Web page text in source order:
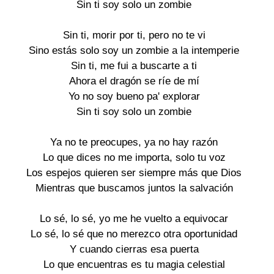
Sin ti soy solo un zombie
Sin ti, morir por ti, pero no te vi
Sino estás solo soy un zombie a la intemperie
Sin ti, me fui a buscarte a ti
Ahora el dragón se ríe de mí
Yo no soy bueno pa' explorar
Sin ti soy solo un zombie
Ya no te preocupes, ya no hay razón
Lo que dices no me importa, solo tu voz
Los espejos quieren ser siempre más que Dios
Mientras que buscamos juntos la salvación
Lo sé, lo sé, yo me he vuelto a equivocar
Lo sé, lo sé que no merezco otra oportunidad
Y cuando cierras esa puerta
Lo que encuentras es tu magia celestial